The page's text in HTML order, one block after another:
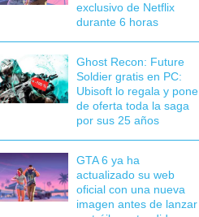
exclusivo de Netflix
durante 6 horas
Ghost Recon: Future
Soldier gratis en PC:
Ubisoft lo regala y pone
de oferta toda la saga
por sus 25 años
GTA 6 ya ha
actualizado su web
oficial con una nueva
imagen antes de lanzar